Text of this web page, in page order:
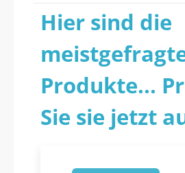
Hier sind die
Produkte...
Sie sie jetzt